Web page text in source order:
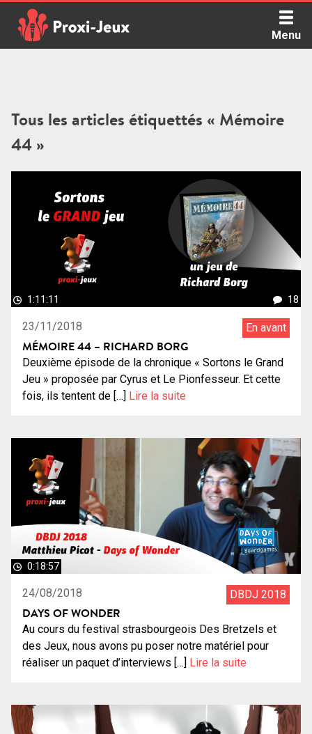
content
Menu
Tous les articles étiquettés « Mémoire
44 »
1:11:11 18
23/11/2018 En avant
MÉMOIRE 44 – RICHARD BORG
Deuxième épisode de la chronique « Sortons le Grand
Jeu » proposée par Cyrus et Le Pionfesseur. Et cette
fois, ils tentent de […] Lire la suite
0:18:57
24/08/2018 DBDJ 2018
DAYS OF WONDER
Au cours du festival strasbourgeois Des Bretzels et
des Jeux, nous avons pu poser notre matériel pour
réaliser un paquet d’interviews […] Lire la suite